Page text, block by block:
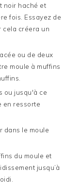
noir haché et
fois. Essayez de
cela créera un
moule à muffins
en ressorte
jusqu’à